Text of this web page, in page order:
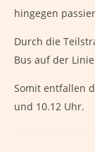
hingegen
Durch die
Bus auf der
Somit entfallen
und 10.12 Uhr.